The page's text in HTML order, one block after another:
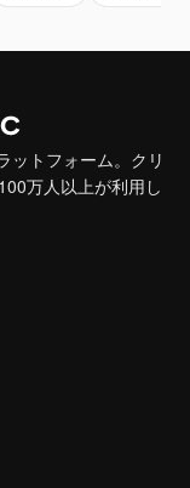
ットフォーム。クリ
万人以上が利用し